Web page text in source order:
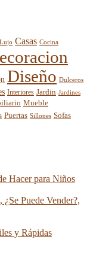
Casas Cocina
Diseño Dulceros
Interiores Jardin Jardines
Mueble
Puertas Sillones Sofas
Hacer para Niños
Puede Vender?,
y Rápidas